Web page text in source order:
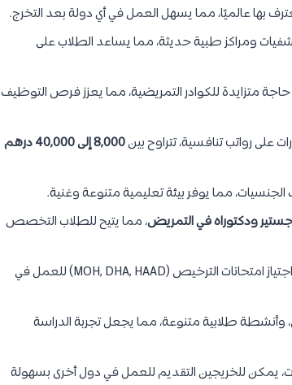
بها عالميًا، مما يسهل العمل في أي دولة بعد التخرج.
ومراكز طبية حديثة، مما يساعد الطلاب على
متزايدة للكوادر التمريضية، مما يعزز فرص التوظيف
رواتب تنافسية، تتراوح بين
8,000 إلى 40,000 درهم
مما يوفر بيئة تعليمية متنوعة وغنية.
ودكتوراه في التمريض، مما يتيح للطلاب التخصص
: بعد التخرج، يمكن للخريجين اجتياز امتحانات الترخيص (MOH, DHA, HAAD) للعمل في
وأنشطة طلابية متنوعة، مما يجعل تجربة الدراسة
يمكن للخريجين التقديم للعمل في دول أخرى بسهولة